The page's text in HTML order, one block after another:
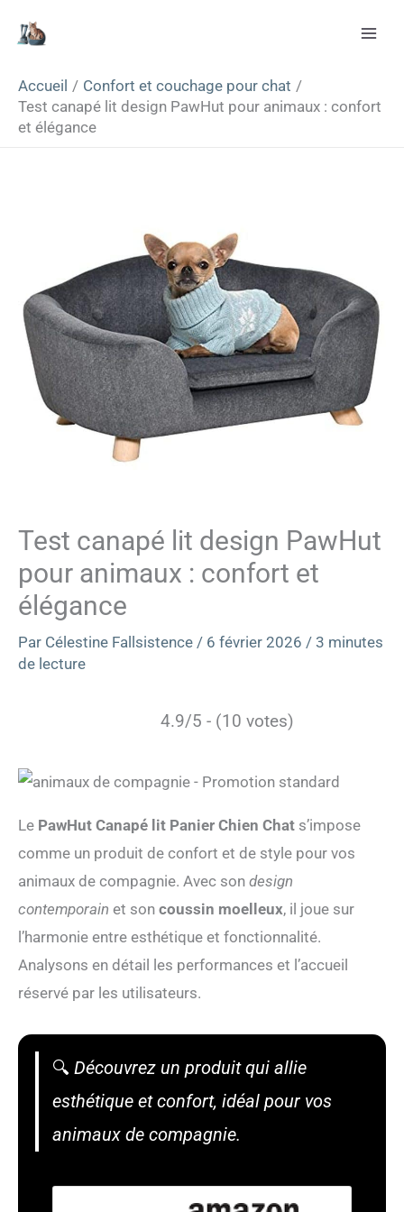
Accueil
Confort et couchage pour chat
Test canapé lit design PawHut pour animaux : confort
et élégance
Test canapé lit design PawHut
pour animaux : confort et
élégance
Par Célestine Fallsistence / 6 février 2026 / 3 minutes
de lecture
4.9/5 - (10 votes)
Le PawHut Canapé lit Panier Chien Chat s’impose
comme un produit de confort et de style pour vos
animaux de compagnie. Avec son design
contemporain et son coussin moelleux, il joue sur
l’harmonie entre esthétique et fonctionnalité.
Analysons en détail les performances et l’accueil
réservé par les utilisateurs.
🔍 Découvrez un produit qui allie
esthétique et confort, idéal pour vos
animaux de compagnie.